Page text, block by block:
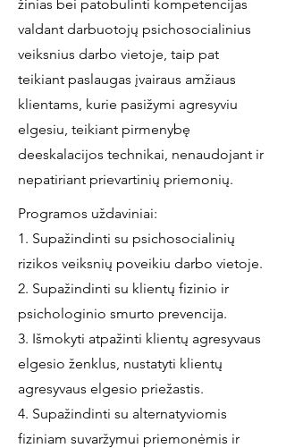
žinias bei patobulinti kompetencijas
valdant darbuotojų psichosocialinius
veiksnius darbo vietoje, taip pat
teikiant paslaugas įvairaus amžiaus
klientams, kurie pasižymi agresyviu
elgesiu, teikiant pirmenybę
deeskalacijos technikai, nenaudojant ir
nepatiriant prievartinių priemonių.
Programos uždaviniai:
1. Supažindinti su psichosocialinių
rizikos veiksnių poveikiu darbo vietoje.
2. Supažindinti su klientų fizinio ir
psichologinio smurto prevencija.
3. Išmokyti atpažinti klientų agresyvaus
elgesio ženklus, nustatyti klientų
agresyvaus elgesio priežastis.
4. Supažindinti su alternatyviomis
fiziniam suvaržymui priemonėmis ir